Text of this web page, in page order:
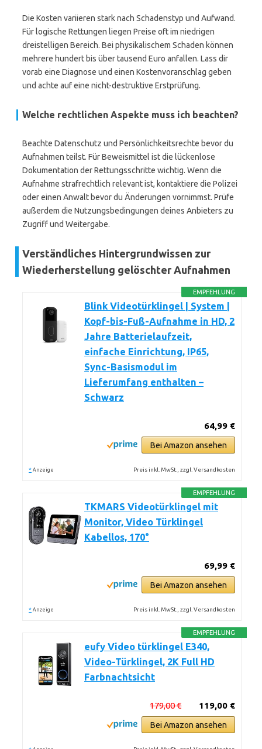
Die Kosten variieren stark nach Schadenstyp und Aufwand.
Für logische Rettungen liegen Preise oft im niedrigen
dreistelligen Bereich. Bei physikalischem Schaden können
mehrere hundert bis über tausend Euro anfallen. Lass dir
vorab eine Diagnose und einen Kostenvoranschlag geben
und achte auf eine nicht-destruktive Erstprüfung.
Welche rechtlichen Aspekte muss ich beachten?
Beachte Datenschutz und Persönlichkeitsrechte bevor du
Aufnahmen teilst. Für Beweismittel ist die lückenlose
Dokumentation der Rettungsschritte wichtig. Wenn die
Aufnahme strafrechtlich relevant ist, kontaktiere die Polizei
oder einen Anwalt bevor du Änderungen vornimmst. Prüfe
außerdem die Nutzungsbedingungen deines Anbieters zu
Zugriff und Weitergabe.
Verständliches Hintergrundwissen zur
Wiederherstellung gelöschter Aufnahmen
EMPFEHLUNG
Blink Videotürklingel | System |
Kopf-bis-Fuß-Aufnahme in HD, 2
Jahre Batterielaufzeit,
einfache Einrichtung, IP65,
Sync-Basismodul im
Lieferumfang enthalten –
Schwarz
64,99 €
Bei Amazon ansehen
* Anzeige Preis inkl. MwSt., zzgl. Versandkosten
EMPFEHLUNG
TKMARS Videotürklingel mit
Monitor, Video Türklingel
Kabellos, 170°
69,99 €
Bei Amazon ansehen
* Anzeige Preis inkl. MwSt., zzgl. Versandkosten
EMPFEHLUNG
eufy Video türklingel E340,
Video-Türklingel, 2K Full HD
Farbnachtsicht
119,00 €
179,00 €
Bei Amazon ansehen